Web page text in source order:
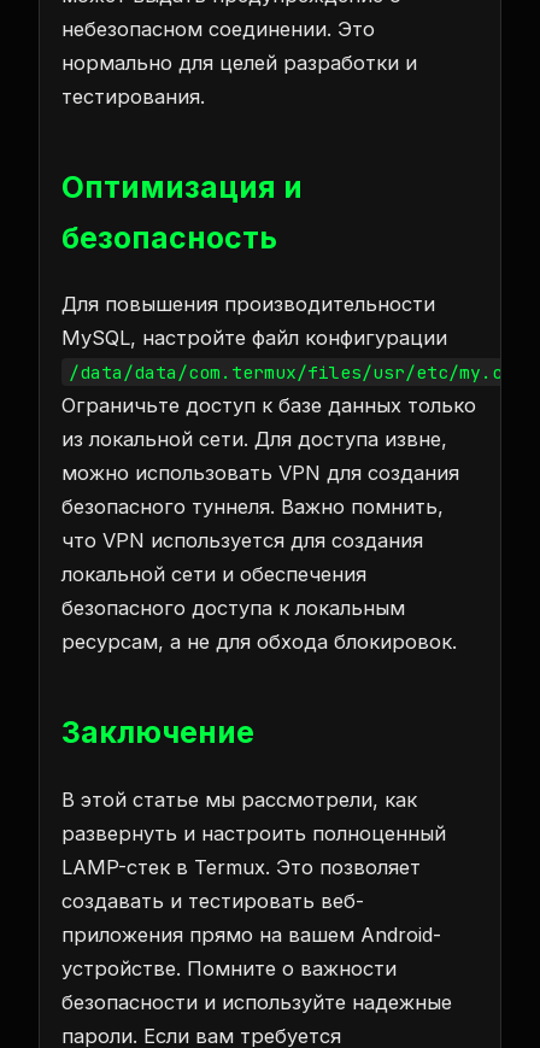
небезопасном соединении. Это
нормально для целей разработки и
тестирования.
Оптимизация и
безопасность
Для повышения производительности
MySQL, настройте файл конфигурации
/data/data/com.termux/files/usr/etc/my.cnf
Ограничьте доступ к базе данных только
из локальной сети. Для доступа извне,
можно использовать VPN для создания
безопасного туннеля. Важно помнить,
что VPN используется для создания
локальной сети и обеспечения
безопасного доступа к локальным
ресурсам, а не для обхода блокировок.
Заключение
В этой статье мы рассмотрели, как
развернуть и настроить полноценный
LAMP-стек в Termux. Это позволяет
создавать и тестировать веб-
приложения прямо на вашем Android-
устройстве. Помните о важности
безопасности и используйте надежные
пароли. Если вам требуется